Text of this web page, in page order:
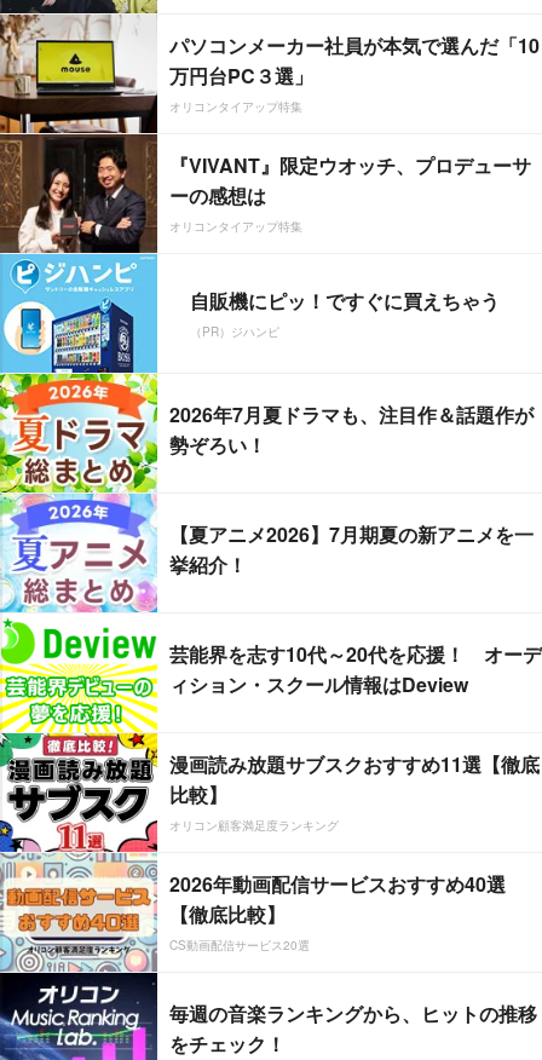
パソコンメーカー社員が本気で選んだ「10
万円台PC３選」
オリコンタイアップ特集
『VIVANT』限定ウオッチ、プロデューサ
ーの感想は
オリコンタイアップ特集
自販機にピッ！ですぐに買えちゃう
（PR）ジハンピ
2026年7月夏ドラマも、注目作＆話題作が
勢ぞろい！
【夏アニメ2026】7月期夏の新アニメを一
挙紹介！
芸能界を志す10代～20代を応援！ オーデ
ィション・スクール情報はDeview
漫画読み放題サブスクおすすめ11選【徹底
比較】
オリコン顧客満足度ランキング
2026年動画配信サービスおすすめ40選
【徹底比較】
CS動画配信サービス20選
毎週の音楽ランキングから、ヒットの推移
をチェック！